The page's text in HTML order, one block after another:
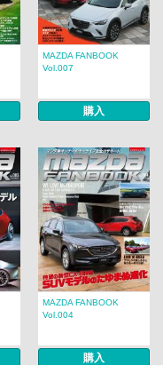
MAZDA FANBOOK
Vol.007
購入
MAZDA FANBOOK
Vol.004
購入